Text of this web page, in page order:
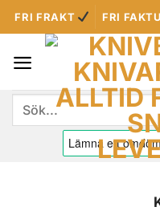
Skip
to
content
FRI FRAKT FRI
Sök